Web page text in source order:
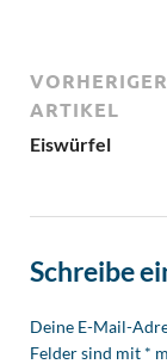
VORHERIGER
ARTIKEL
Eiswürfel
Schreibe
Deine E-Mail-
Felder sind mit *